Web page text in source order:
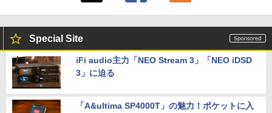
Special Site
iFi audio主力「NEO Stream 3」「NEO iDSD
3」に迫る
「A&ultima SP4000T」の魅力！ポケットに入